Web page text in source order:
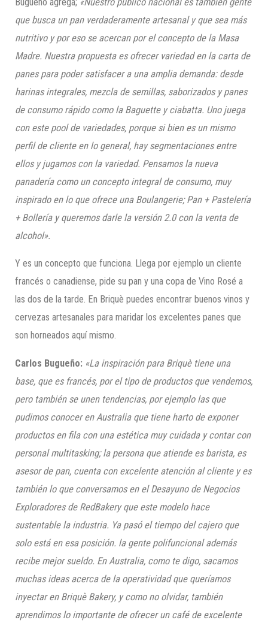
que busca un pan verdaderamenteartesanal y que sea más
nutritivoy por eso se acercan por el concepto de la Masa
Madre. Nuestra propuesta es ofrecer variedad en la carta de
panes parapoder satisfacer a una amplia demanda: desde
harinas integrales, mezcla de semillas, saborizados y panes
de consumo rápido como la Baguette y ciabatta. Uno juega
con este pool de variedades, porque si bien es un mismo
perfil de cliente en lo general, hay segmentaciones entre
ellos y jugamos con la variedad. Pensamos la nueva
panadería como un concepto integral de consumo, muy
inspirado en lo que ofrece una Boulangerie; Pan + Pastelería
+ Bollería y queremos darle la versión 2.0 con la venta de
alcohol».
Y es un concepto que funciona. Llega por ejemplo un cliente
francés o canadiense, pide su pan y una copa de Vino Rosé a
las dos de la tarde. En Briquè puedes encontrar buenos vinos y
cervezas artesanales para maridar los excelentes panes que
son horneados aquí mismo.
Carlos Bugueño: «La inspiración para Briquè tiene una
base, que es francés, por el tipo de productosque vendemos,
pero también se unen tendencias, por ejemplo las que
pudimos conocer en Australia que tiene harto de exponer
productos en fila con una estética muy cuidada y contar con
personal multitasking; la persona que atiende es barista, es
asesorde pan, cuenta con excelenteatención al cliente y es
también lo que conversamos en el Desayuno de Negocios
Exploradores de RedBakery queeste modelo hace
sustentable la industria. Ya pasó el tiempo del cajero que
solo está en esa posición. la gente polifuncional además
recibe mejor sueldo. En Australia, como te digo, sacamos
muchas ideas acerca de la operatividad que queríamos
inyectar en Briquè Bakery, y como no olvidar, también
aprendimos lo importante de ofrecer un café de excelente